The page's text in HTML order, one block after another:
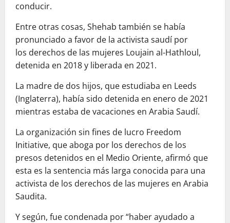
conducir.
Entre otras cosas, Shehab también se había
pronunciado a favor de la activista saudí por
los derechos de las mujeres Loujain al-Hathloul,
detenida en 2018 y liberada en 2021.
La madre de dos hijos, que estudiaba en Leeds
(Inglaterra), había sido detenida en enero de 2021
mientras estaba de vacaciones en Arabia Saudí.
La organización sin fines de lucro Freedom
Initiative, que aboga por los derechos de los
presos detenidos en el Medio Oriente, afirmó que
esta es la sentencia más larga conocida para una
activista de los derechos de las mujeres en Arabia
Saudita.
Y según, fue condenada por “haber ayudado a